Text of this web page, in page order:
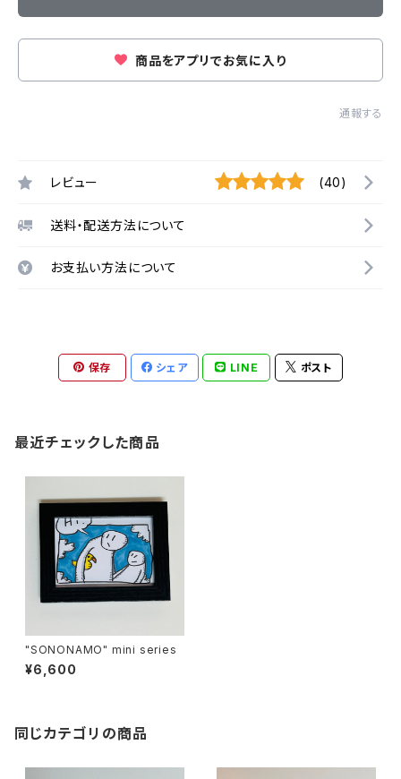
商品をアプリでお気に入り
通報する
レビュー (40)
送料・配送方法について
お支払い方法について
保存 シェア LINE ポスト
最近チェックした商品
"SONONAMO" mini series
¥6,600
同じカテゴリの商品